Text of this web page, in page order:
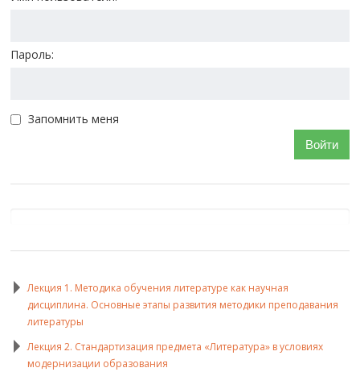
Пароль:
Запомнить меня
Войти
Лекция 1. Методика обучения литературе как научная
дисциплина. Основные этапы развития методики преподавания
литературы
Лекция 2. Стандартизация предмета «Литература» в условиях
модернизации образования